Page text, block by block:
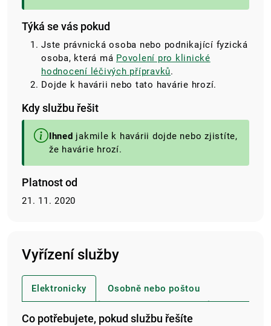
Týká se vás pokud
Jste právnická osoba nebo podnikající fyzická
osoba, která má Povolení pro klinické
hodnocení léčivých přípravků.
Dojde k havárii nebo tato havárie hrozí.
Kdy službu řešit
Ihned jakmile k havárii dojde nebo zjistíte,
že havárie hrozí.
Platnost od
21. 11. 2020
Vyřízení služby
Elektronicky Osobně nebo poštou
Co potřebujete, pokud službu řešíte